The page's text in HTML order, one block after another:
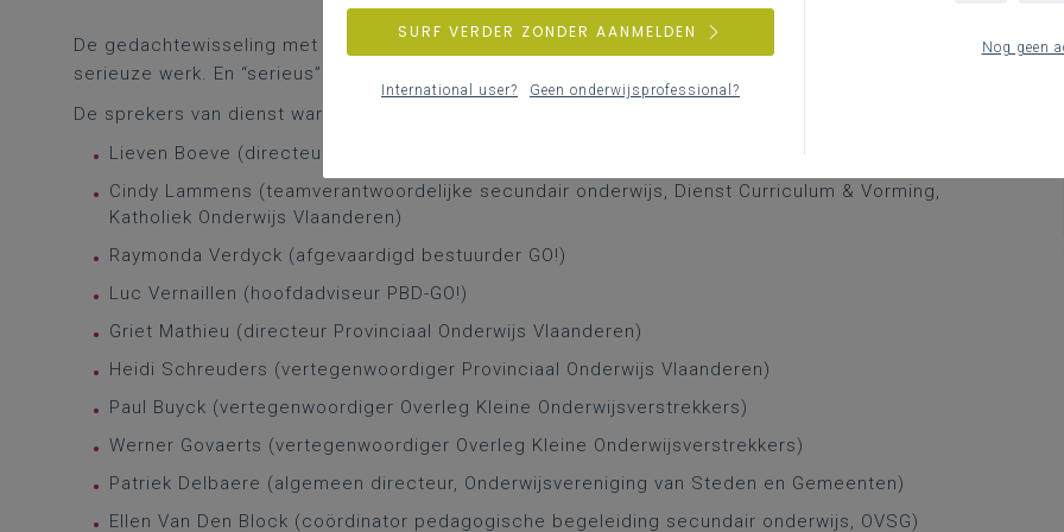
De gedachtewisseling met AHOVOKS een week eerder noemde ik een ideale opwarming voor het
serieuze werk. En “serieus” wás het, helemaal volgens mijn verwachting …
De sprekers van dienst waren nu:
Lieven Boeve (directeur-generaal, Katholiek Onderwijs Vlaanderen)
Cindy Lammens (teamverantwoordelijke secundair onderwijs, Dienst Curriculum & Vorming,
Katholiek Onderwijs Vlaanderen)
Raymonda Verdyck (afgevaardigd bestuurder GO!)
Luc Vernaillen (hoofdadviseur PBD-GO!)
Griet Mathieu (directeur Provinciaal Onderwijs Vlaanderen)
Heidi Schreuders (vertegenwoordiger Provinciaal Onderwijs Vlaanderen)
Paul Buyck (vertegenwoordiger Overleg Kleine Onderwijsverstrekkers)
Werner Govaerts (vertegenwoordiger Overleg Kleine Onderwijsverstrekkers)
Patriek Delbaere (algemeen directeur, Onderwijsvereniging van Steden en Gemeenten)
Ellen Van Den Block (coördinator pedagogische begeleiding secundair onderwijs, OVSG)
Nog geen
SURF VERDER ZONDER AANMELDEN
International user? Geen onderwijsprofessional?